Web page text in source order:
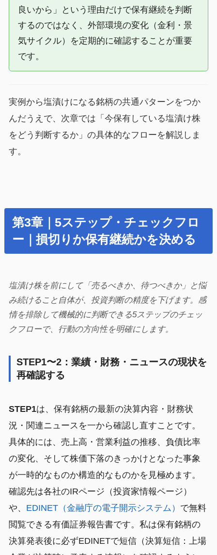
良いから」という理由だけで保有継続を判断
するのではなく、外部環境の変化（金利・景
気サイクル）を定期的に確認することが重要
です。
実例から塩漬けになる銘柄の共通パターンをつか
んだうえで、次章では「今保有している塩漬け株
をどう判断するか」の具体的なフローを解説しま
す。
第3章｜5ステップ・チェックフロ
ー｜損切りか保有継続かを決める
塩漬け株を前にして「売るべきか、待つべきか」と悩
み続けること自体が、投資判断の精度を下げます。感
情を排除して機械的に判断できる5ステップのチェッ
クフローで、行動の方向性を明確にします。
STEP1〜2：業績・財務・ニュースの現状を
再確認する
STEP1は、保有銘柄の最新の決算内容・財務状
況・関連ニュースを一から確認し直すことです。
具体的には、売上高・営業利益の推移、負債比率
の変化、そして株価下落のきっかけとなった事象
が一時的なものか構造的なものかを見極めます。
確認先は各社のIRページ（投資家情報ページ）
や、 EDINET（金融庁の電子開示システム） で無料
閲覧できる有価証券報告書です。私は保有銘柄の
決算発表後に必ずEDINETで短信（決算短信：上場